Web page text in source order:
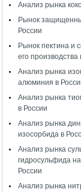
Анализ рынка
Рынок
России
Рынок пектина и
его производства
Анализ рынка
алюминия в
Анализ рынка
в России
Анализ рынка
изосорбида в
Анализ рынка
гидросульфида
России
Анализ рынка